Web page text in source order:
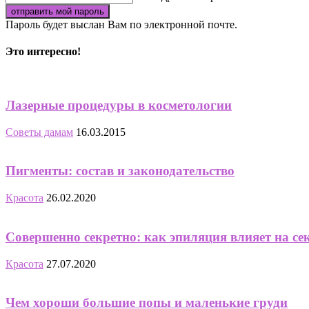
Пароль будет выслан Вам по электронной почте.
Это интересно!
Лазерные процедуры в косметологии
Советы дамам 16.03.2015
Пигменты: состав и законодательство
Красота 26.02.2020
Совершенно секретно: как эпиляция влияет на
Красота 27.07.2020
Чем хороши большие попы и маленькие груди